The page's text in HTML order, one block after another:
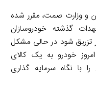
و وزارت صمت، مقرر شده
تعهدات گذشته خودروسازان
تزریق شود در حالی مشکل
خودرو به یک کالای
با نگاه سرمایه گذاری